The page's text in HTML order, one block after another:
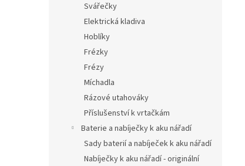
Svářečky
Elektrická kladiva
Hoblíky
Frézky
Frézy
Míchadla
Rázové utahováky
Příslušenství k vrtačkám
Baterie a nabíječky k aku nářadí
Sady baterií a nabíječek k aku nářadí
Nabíječky k aku nářadí - originální